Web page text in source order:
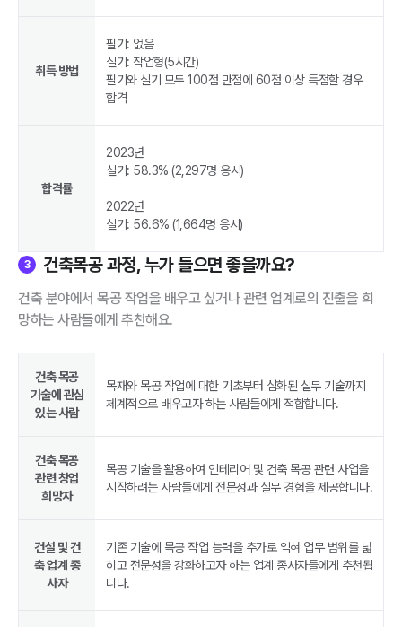
취득 방법
필기: 없음
실기: 작업형(5시간)
필기와 실기 모두 100점 만점에 60점 이상 득점할 경우
합격
합격률
2023년
실기: 58.3% (2,297명 응시)
2022년
실기: 56.6% (1,664명 응시)
3 건축목공 과정, 누가 들으면 좋을까요?
건축 분야에서 목공 작업을 배우고 싶거나 관련 업계로의 진출을 희
망하는 사람들에게 추천해요.
건축 목공
기술에 관심
있는 사람
목재와 목공 작업에 대한 기초부터 심화된 실무 기술까지
체계적으로 배우고자 하는 사람들에게 적합합니다.
건축 목공
관련 창업
희망자
목공 기술을 활용하여 인테리어 및 건축 목공 관련 사업을
시작하려는 사람들에게 전문성과 실무 경험을 제공합니다.
건설 및 건
축 업계 종
사자
기존 기술에 목공 작업 능력을 추가로 익혀 업무 범위를 넓
히고 전문성을 강화하고자 하는 업계 종사자들에게 추천됩
니다.